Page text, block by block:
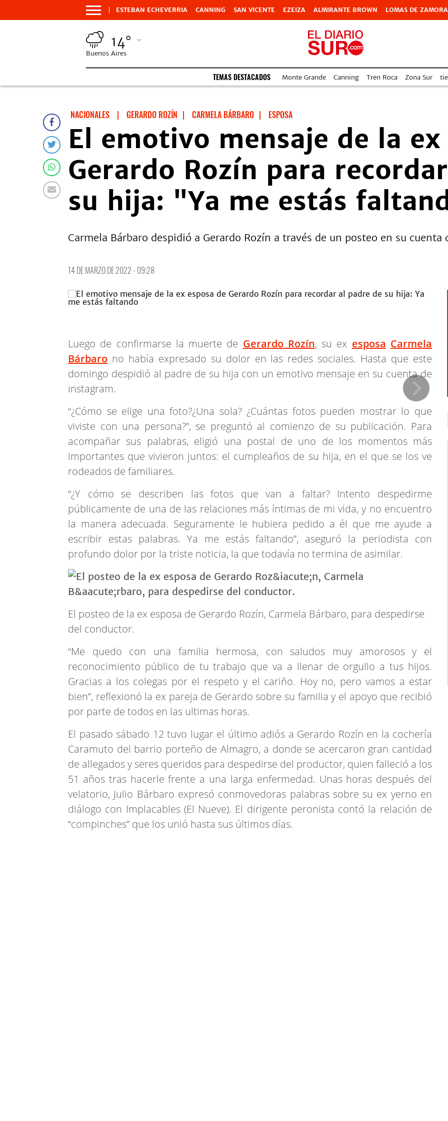
ESTEBAN ECHEVERRIA CANNING SAN VICENTE EZEIZA ALMIRANTE BROWN LOMAS DE ZAMORA
14°
Buenos Aires
TEMAS DESTACADOS Monte Grande Canning Tren Roca Zona Sur
NACIONALES | GERARDO ROZÍN | CARMELA BÁRBARO | ESPOSA
El emotivo mensaje de la ex
Gerardo Rozín para
su hija: "Ya me estás
Carmela Bárbaro despidió a Gerardo Rozín a través de un posteo en su
14 DE MARZO DE 2022 - 09:28
Luego de confirmarse la muerte de Gerardo Rozín, su ex esposa Carmela
Bárbaro no había expresado su dolor en las redes sociales. Hasta que este
domingo despidió al padre de su hija con un emotivo mensaje en su cuenta de
instagram.
“¿Cómo se elige una foto?¿Una sola? ¿Cuántas fotos pueden mostrar lo que
viviste con una persona?”, se preguntó al comienzo de su publicación. Para
acompañar sus palabras, eligió una postal de uno de los momentos más
importantes que vivieron juntos: el cumpleaños de su hija, en el que se los ve
rodeados de familiares.
“¿Y cómo se describen las fotos que van a faltar? Intento despedirme
públicamente de una de las relaciones más íntimas de mi vida, y no encuentro
la manera adecuada. Seguramente le hubiera pedido a él que me ayude a
escribir estas palabras. Ya me estás faltando”, aseguró la periodista con
profundo dolor por la triste noticia, la que todavía no termina de asimilar.
El posteo de la ex esposa de Gerardo Rozín, Carmela Bárbaro, para despedirse
del conductor.
“Me quedo con una familia hermosa, con saludos muy amorosos y el
reconocimiento público de tu trabajo que va a llenar de orgullo a tus hijos.
Gracias a los colegas por el respeto y el cariño. Hoy no, pero vamos a estar
bien”, reflexionó la ex pareja de Gerardo sobre su familia y el apoyo que recibió
por parte de todos en las ultimas horas.
El pasado sábado 12 tuvo lugar el último adiós a Gerardo Rozín en la cochería
Caramuto del barrio porteño de Almagro, a donde se acercaron gran cantidad
de allegados y seres queridos para despedirse del productor, quien falleció a los
51 años tras hacerle frente a una larga enfermedad. Unas horas después del
velatorio, Julio Bárbaro expresó conmovedoras palabras sobre su ex yerno en
diálogo con Implacables (El Nueve). El dirigente peronista contó la relación de
“compinches” que los unió hasta sus últimos días.